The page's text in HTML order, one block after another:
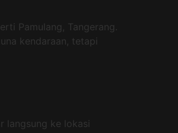
Pamulang, Tangerang.
kendaraan, tetapi
ke lokasi